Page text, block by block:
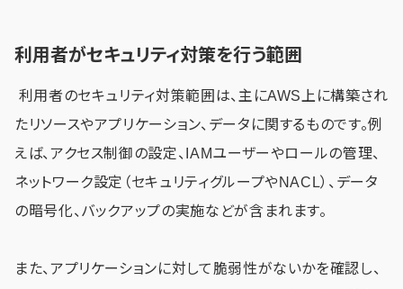
利用者がセキュリティ対策を行う範囲
利用者のセキュリティ対策範囲は、主にAWS上に構築され
たリソースやアプリケーション、データに関するものです。例
えば、アクセス制御の設定、IAMユーザーやロールの管理、
ネットワーク設定（セキュリティグループやNACL）、データ
の暗号化、バックアップの実施などが含まれます。
また、アプリケーションに対して脆弱性がないかを確認し、